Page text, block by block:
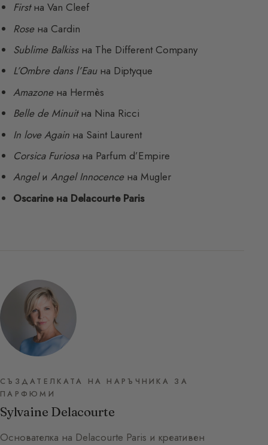
Firstна Van Cleef
Roseна Cardin
Sublime Balkissна The Different Company
L’Ombre dans l’Eauна Diptyque
Amazoneна Hermès
Belle de Minuitна Nina Ricci
In love Again на Saint Laurent
Corsica Furiosaна Parfum d’Empire
AngelиAngel Innocenceна Mugler
Oscarine на Delacourte Paris
СЪЗДАТЕЛКАТА НА НАРЪЧНИКА ЗА
ПАРФЮМИ
Sylvaine Delacourte
Основателка на Delacourte Paris и креативен